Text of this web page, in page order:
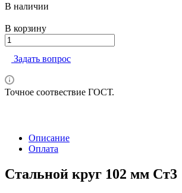
В наличии
В корзину
Задать вопрос
Точное соотвествие ГОСТ.
Описание
Оплата
Стальной круг 102 мм Ст3